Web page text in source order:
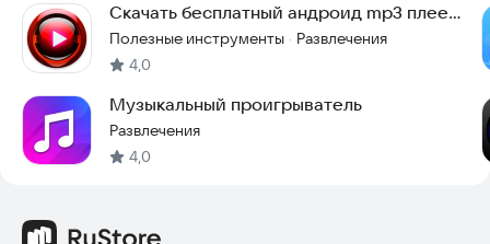
Cкачать бесплатный андроид mp3 плеер
для музыки
Полезные инструменты · Развлечения
4,0
Музыкальный проигрыватель
Развлечения
4,0